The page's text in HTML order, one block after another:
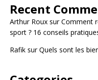
Recent
Arthur Roux surComment
sport ? 16 conseils
Rafik surQuels sont les